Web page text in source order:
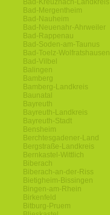
Bad-Kreuznach-Landkreis
Bad-Mergentheim
Bad-Nauheim
Bad-Neuenahr-Ahrweiler
Bad-Rappenau
Bad-Soden-am-Taunus
Bad-Toelz-Wolfratshausen
Bad-Vilbel
Balingen
Bamberg
Bamberg-Landkreis
Baunatal
Bayreuth
Bayreuth-Landkreis
Bayreuth-Stadt
Bensheim
Berchtesgadener-Land
Bergstraße-Landkreis
Bernkastel-Wittlich
Biberach
Biberach-an-der-Riss
Bietigheim-Bissingen
Bingen-am-Rhein
Birkenfeld
Bitburg-Pruem